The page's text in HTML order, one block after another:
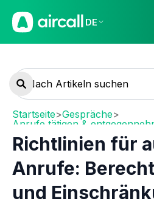
DE
Startseite>Gespräche>
Anrufe tätigen &
Ausgehende Anrufe
Richtlinien für
Anrufe:
und